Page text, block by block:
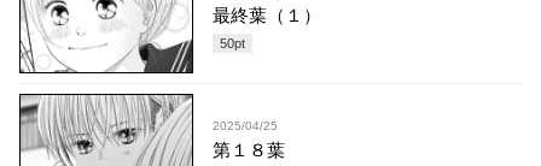
最終葉（１）
50pt
2025/04/25
第１８葉